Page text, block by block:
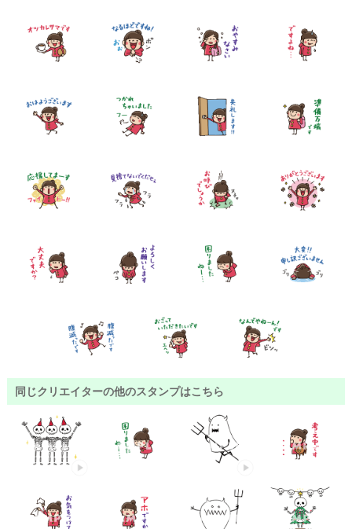
同じクリエイターの他のスタンプはこちら